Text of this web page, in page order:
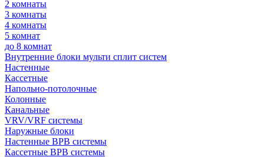
2 комнаты
3 комнаты
4 комнаты
5 комнат
до 8 комнат
Внутренние блоки мульти сплит систем
Настенные
Кассетные
Напольно-потолочные
Колонные
Канальные
VRV/VRF системы
Наружные блоки
Настенные ВРВ системы
Кассетные ВРВ системы